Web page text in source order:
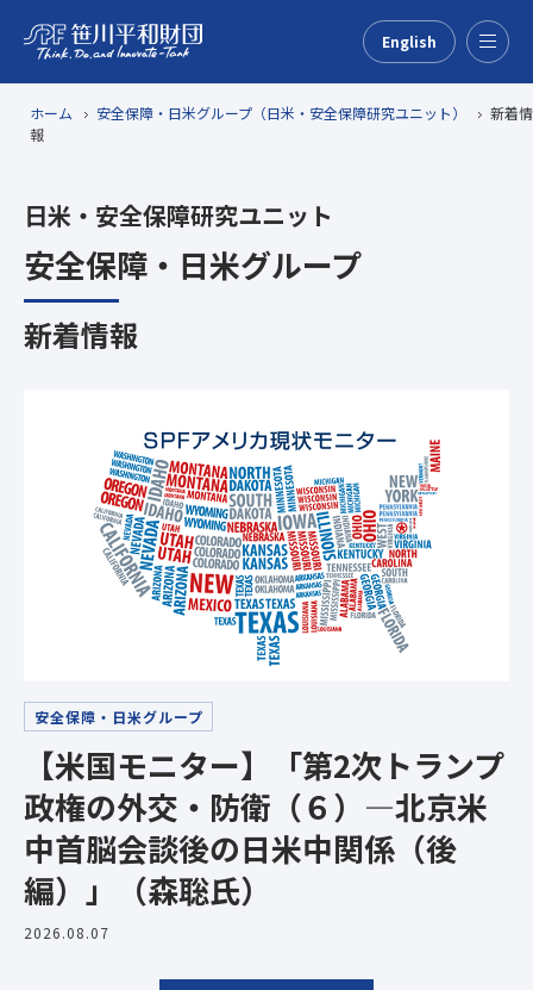
English
ホーム 安全保障・日米グループ（日米・安全保障研究ユニット）
新着情
報
日米・安全保障研究ユニット
安全保障・日米グループ
新着情報
安全保障・日米グループ
【米国モニター】「第2次トランプ
政権の外交・防衛（６）―北京米
中首脳会談後の日米中関係（後
編）」（森聡氏）
2026.08.07